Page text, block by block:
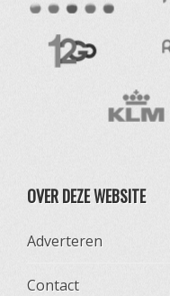
OVER DEZE WEBSITE
Adverteren
Contact